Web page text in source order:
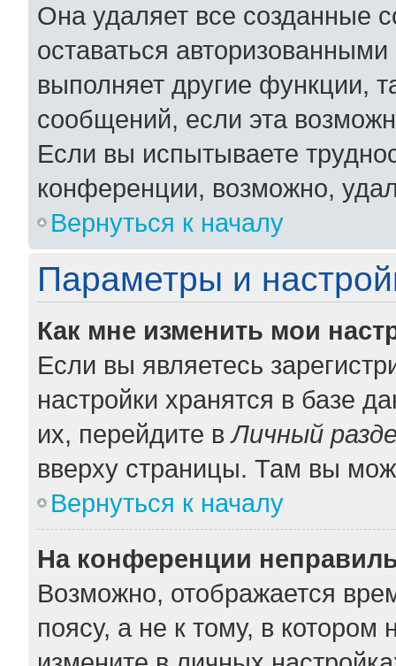
Она удаляет все созданные
оставаться
выполняет другие функции,
сообщений, если эта
Если вы испытываете
конференции, возможно,
Вернуться к началу
Параметры и
Как мне изменить мои
Если вы являетесь
настройки хранятся в базе
их, перейдите вЛичный
вверху страницы. Там вы
Вернуться к началу
На конференции
Возможно, отображается
поясу, а не к тому, в